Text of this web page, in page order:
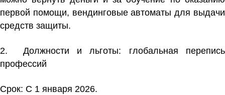
первой помощи, вендинговые автоматы для выдачи
средств защиты.
2. Должности и льготы: глобальная перепись
профессий
Срок: С 1 января 2026.